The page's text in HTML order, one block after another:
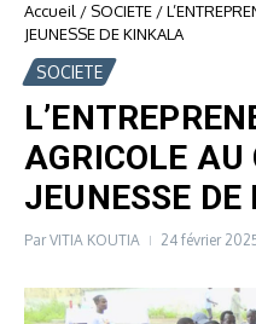
Accueil / SOCIETE /
JEUNESSE DE KINKALA
SOCIETE
AGRICOLE
JEUNESSE
ParVITIA KOUTIA 24 février